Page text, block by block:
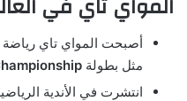
أصبحت المواي تاي
مثل بطولة
انتشرت في الأندية